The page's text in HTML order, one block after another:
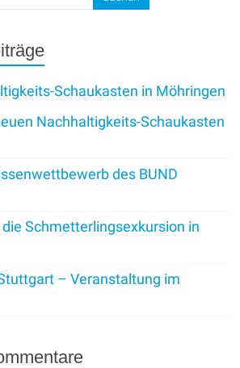
Schaukasten in Möhringen
Nachhaltigkeits-Schaukasten
des BUND
Schmetterlingsexkursion in
– Veranstaltung im